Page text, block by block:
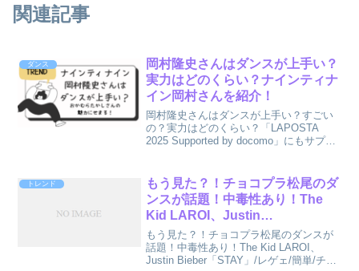
関連記事
ダンス
岡村隆史さんはダンスが上手い？
実力はどのくらい？ナインティナ
イン岡村さんを紹介！
岡村隆史さんはダンスが上手い？すごい
の？実力はどのくらい？「LAPOSTA
2025 Supported by docomo」にもサプラ
トレンド
もう見た？！チョコプラ松尾のダ
ンスが話題！中毒性あり！The
Kid LAROI、Justin
Bieber「STAY」/レゲェ/簡単/チ
ョコレートプラネット/松尾/コラ
ボ動画
もう見た？！チョコプラ松尾のダンスが
話題！中毒性あり！The Kid LAROI、
Justin Bieber「STAY」/レゲェ/簡単/チョ